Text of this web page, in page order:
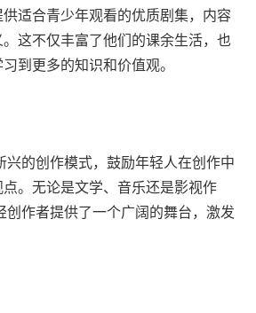
适合青少年观看的优质剧集，内容
这不仅丰富了他们的课余生活，也
到更多的知识和价值观。
兴的创作模式，鼓励年轻人在创作中
。无论是文学、音乐还是影视作
创作者提供了一个广阔的舞台，激发